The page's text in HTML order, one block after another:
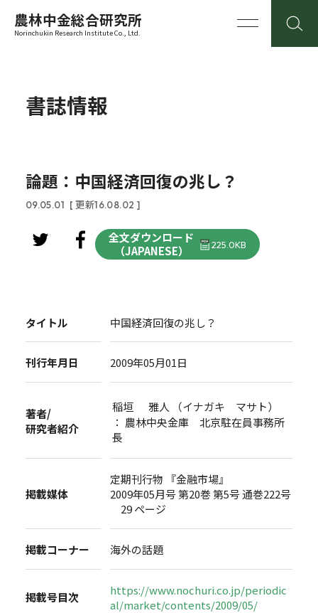
農林中金総合研究所
Norinchukin Research Institute Co., Ltd.
書誌情報
論題：中国経済回復の兆し？
09.05.01 [ 更新16.08.02 ]
全文ダウンロード
（JAPANESE）
225.0KB
タイトル 中国経済回復の兆し？
刊行年月日 2009年05月01日
著者/
研究者紹介
稲垣 雅人 （イナガキ マサト）
： 農林中央金庫 北京駐在員事務所
長
掲載媒体
定期刊行物 『金融市場』
2009年05月号 第20巻 第5号 通巻222号
29 ページ
掲載コーナー 海外の話題
掲載号目次
https://www.nochuri.co.jp/periodic
al/market/contents/2009/05/